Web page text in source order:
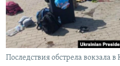
КРЫМ.НЕПОКОРЕННЫЙ
ELIFBE
УКРАИНСКАЯ ПРОБЛЕМА КРЫМА
Все сайты RFE/RL
Последствия обстрела вокзала в